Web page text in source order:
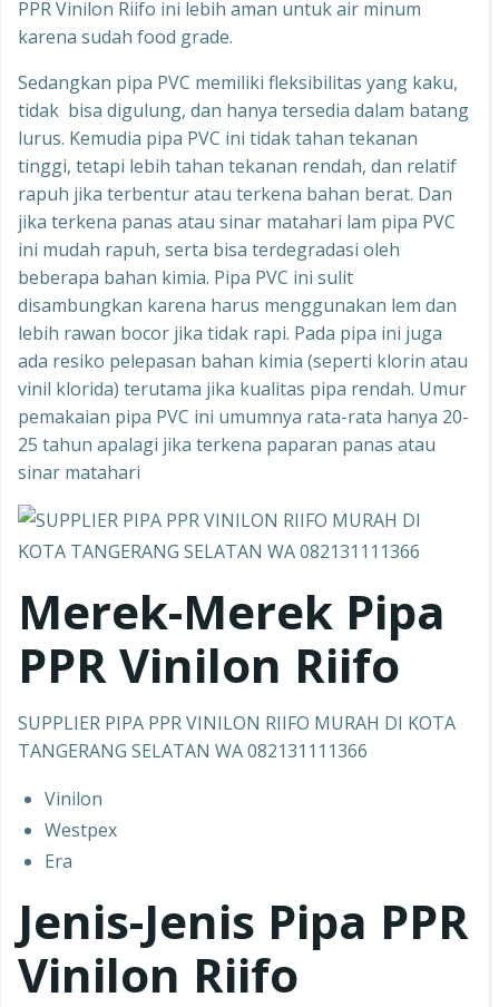
PPR Vinilon Riifo ini lebih aman untuk air minum
karena sudah food grade.
Sedangkan pipa PVC memiliki fleksibilitas yang kaku,
tidak bisa digulung, dan hanya tersedia dalam batang
lurus. Kemudia pipa PVC ini tidak tahan tekanan
tinggi, tetapi lebih tahan tekanan rendah, dan relatif
rapuh jika terbentur atau terkena bahan berat. Dan
jika terkena panas atau sinar matahari lam pipa PVC
ini mudah rapuh, serta bisa terdegradasi oleh
beberapa bahan kimia. Pipa PVC ini sulit
disambungkan karena harus menggunakan lem dan
lebih rawan bocor jika tidak rapi. Pada pipa ini juga
ada resiko pelepasan bahan kimia (seperti klorin atau
vinil klorida) terutama jika kualitas pipa rendah. Umur
pemakaian pipa PVC ini umumnya rata-rata hanya 20-
25 tahun apalagi jika terkena paparan panas atau
sinar matahari
Merek-Merek Pipa
PPRVinilon Riifo
SUPPLIER PIPA PPR VINILON RIIFO MURAH DI KOTA
TANGERANG SELATAN WA 082131111366
Vinilon
Westpex
Era
Jenis-Jenis Pipa PPR
Vinilon Riifo